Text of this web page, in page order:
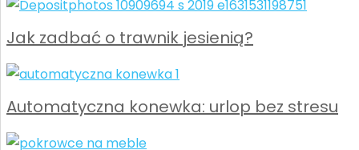
Jak zadbać o trawnik jesienią?
Automatyczna konewka: urlop bez stresu